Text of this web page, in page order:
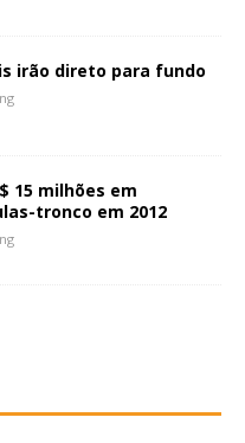
irão direto para fundo
15 milhões em
tronco em 2012